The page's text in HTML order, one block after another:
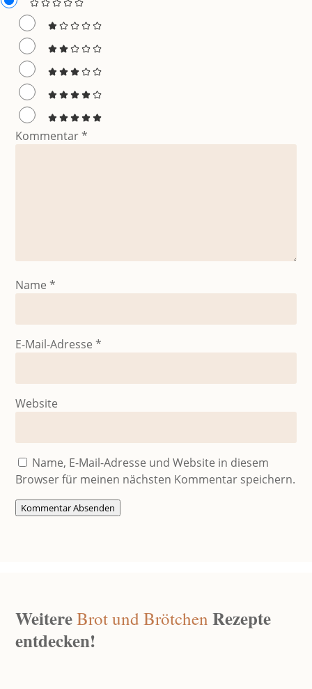
Kommentar*
Name*
E-Mail-Adresse*
Website
Name, E-Mail-Adresse und Website in diesem
Browser für meinen nächsten Kommentar speichern.
Kommentar Absenden
WeitereBrot und Brötchen Rezepte
entdecken!